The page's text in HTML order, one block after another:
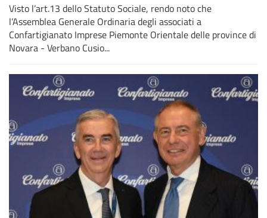
Visto l’art.13 dello Statuto Sociale, rendo noto che
l’Assemblea Generale Ordinaria degli associati a
Confartigianato Imprese Piemonte Orientale delle province di
Novara - Verbano Cusio...